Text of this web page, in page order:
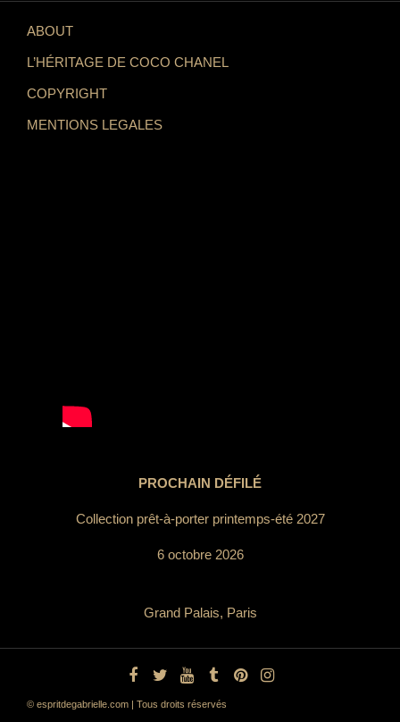
ABOUT
L’HÉRITAGE DE COCO CHANEL
COPYRIGHT
MENTIONS LEGALES
PROCHAIN DÉFILÉ
Collection prêt-à-porter printemps-été 2027
6 octobre 2026
Grand Palais, Paris
© espritdegabrielle.com | Tous droits réservés